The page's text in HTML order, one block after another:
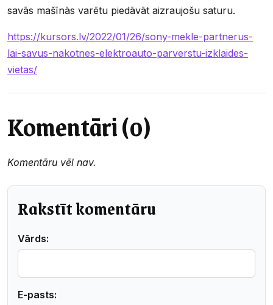
savās mašīnās varētu piedāvāt aizraujošu saturu.
https://kursors.lv/2022/01/26/sony-mekle-partnerus-
lai-savus-nakotnes-elektroauto-parverstu-izklaides-
vietas/
Komentāri (0)
Komentāru vēl nav.
Rakstīt komentāru
Vārds:
E-pasts: